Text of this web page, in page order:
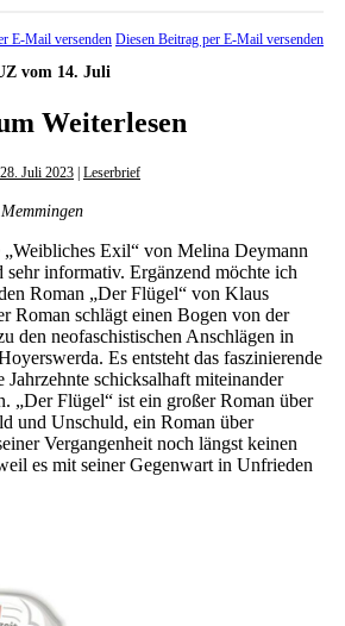
Diesen Beitrag per E-Mail versenden
vom 14. Juli
Weiterlesen
Juli 2023 Leserbrief
Exil“ von Melina Deymann
sehr informativ. Ergänzend möchte ich
Roman „Der Flügel“ von Klaus
Roman schlägt einen Bogen von der
den neofaschistischen Anschlägen in
Es entsteht das faszinierende
schicksalhaft miteinander
„Der Flügel“ ist ein großer Roman über
und Unschuld, ein Roman über
Vergangenheit noch längst keinen
es mit seiner Gegenwart in Unfrieden